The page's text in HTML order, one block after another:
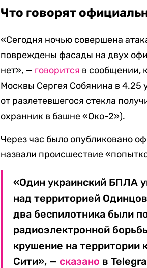
Что говорят
«Сегодня ночью совершена
повреждены фасады на двух
нет», — говорится в сообщении,
Москвы Сергея Собянина в
от разлетевшегося стекла
охранник в башне «Око-2»).
Через час было опубликовано
назвали происшествие
«Один украинский БПЛА
над территорией
два беспилотника были
радиоэлектронной
крушение на территории
Сити», — сказано в